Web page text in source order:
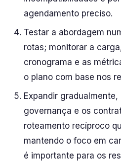
agendamento preciso.
Testar a abordagem
rotas; monitorar a
cronograma e as
o plano com base nos
Expandir
governança e os
roteamento recíproco
mantendo o foco em
é importante para os